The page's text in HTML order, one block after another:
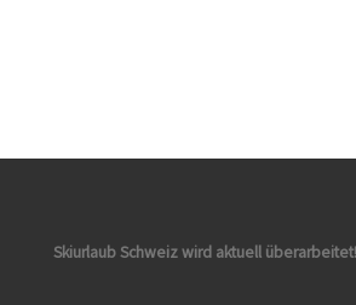
Skiurlaub Schweiz wird aktuell überarbeitet!